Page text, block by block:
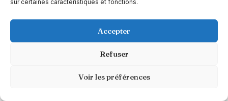
sur certaines caractéristiques et fonctions.
Accepter
Refuser
Voir les préférences
: optimiser